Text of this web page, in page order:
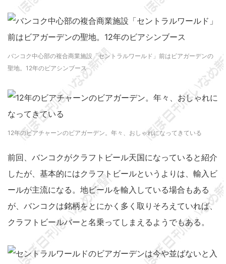
バンコク中心部の複合商業施設「セントラルワールド」前はビアガーデンの
聖地。12年のビアシンブース
12年のビアチャーンのビアガーデン。年々、おしゃれになってきている
前回、バンコクがクラフトビール天国になっていると紹介
したが、基本的にはクラフトビールというよりは、輸入ビ
ールが主流になる。地ビールを輸入している場合もある
が、バンコクは銘柄をとにかく多く取りそろえていれば、
クラフトビールバーと名乗ってしまえるようでもある。